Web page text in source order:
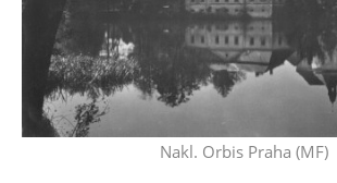
Nakl. Orbis Praha (MF)